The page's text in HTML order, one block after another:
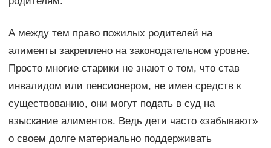
А между тем право пожилых родителей на
алименты закреплено на законодательном уровне.
Просто многие старики не знают о том, что став
инвалидом или пенсионером, не имея средств к
существованию, они могут подать в суд на
взыскание алиментов. Ведь дети часто «забывают»
о своем долге материально поддерживать